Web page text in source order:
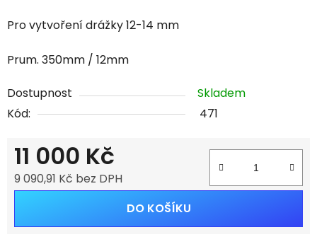
Pro vytvoření drážky 12-14 mm
Prum. 350mm / 12mm
Dostupnost
Skladem
Kód:
471
11 000 Kč
9 090,91 Kč bez DPH
DO KOŠÍKU